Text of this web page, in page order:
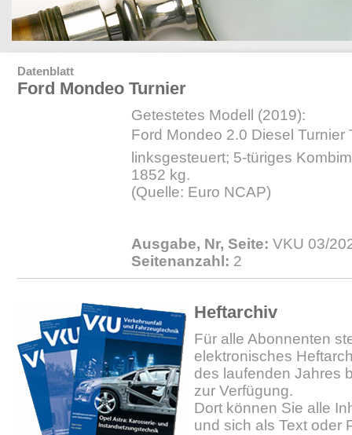
Datenblatt
Ford Mondeo Turnier
Getestetes Modell (2019):
Ford Mondeo 2.0 Diesel Turnier
linksgesteuert; 5-türiges
1852 kg.
(Quelle: Euro NCAP)
Ausgabe, Nr, Seite: VKU 03/
Seitenanzahl: 2
Heftarchiv
Für alle Abonnenten
elektronisches
des laufenden Jahres
zur Verfügung.
Dort können Sie alle
und sich als Text oder